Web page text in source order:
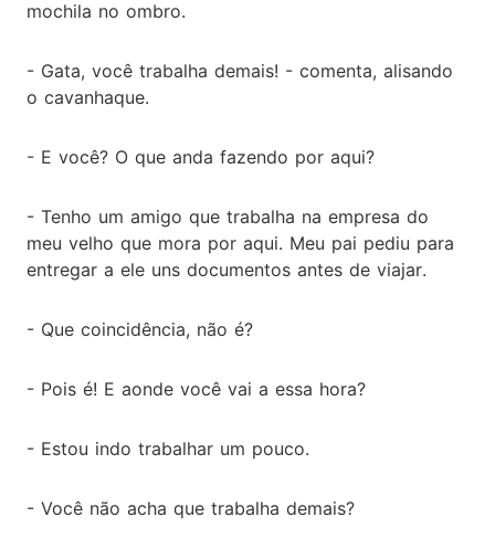
mochila no ombro.
- Gata, você trabalha demais! - comenta, alisando
o cavanhaque.
- E você? O que anda fazendo por aqui?
- Tenho um amigo que trabalha na empresa do
meu velho que mora por aqui. Meu pai pediu para
entregar a ele uns documentos antes de viajar.
- Que coincidência, não é?
- Pois é! E aonde você vai a essa hora?
- Estou indo trabalhar um pouco.
- Você não acha que trabalha demais?